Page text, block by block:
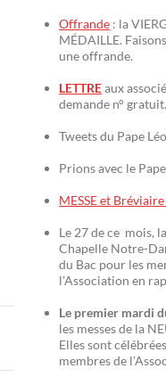
Offrande : la
MÉDAILLE.
une offrande.
LETTREaux
demande n° gratuit.
Tweets du Pape
Prions avec le
MESSE et
Le 27 de ce mois,
Chapelle Notre-
du Bac pour les
l’Association en
Le premier mardi
les messes de la
Elles sont
membres de